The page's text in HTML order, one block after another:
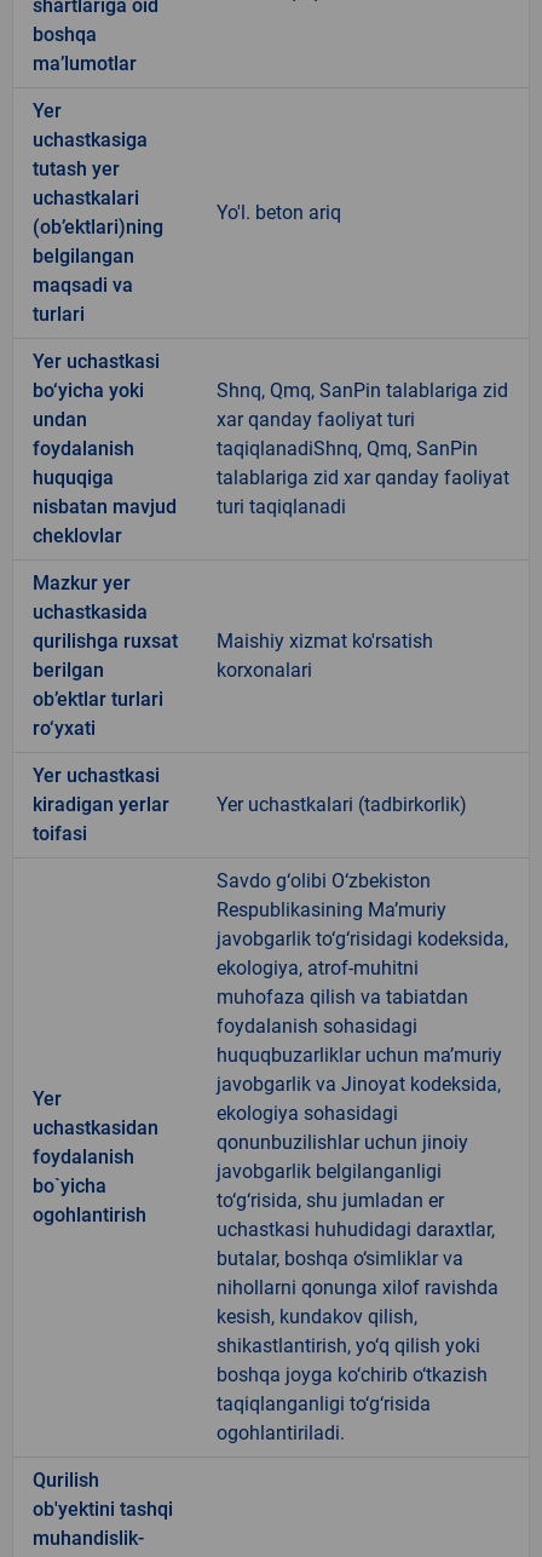
shartlariga oid
boshqa
ma’lumotlar
Yer
uchastkasiga
tutash yer
uchastkalari
(ob’ektlari)ning
belgilangan
maqsadi va
turlari
Yo'l. beton ariq
Yer uchastkasi
bo‘yicha yoki
undan
foydalanish
huquqiga
nisbatan mavjud
cheklovlar
Shnq, Qmq, SanPin talablariga zid
xar qanday faoliyat turi
taqiqlanadiShnq, Qmq, SanPin
talablariga zid xar qanday faoliyat
turi taqiqlanadi
Mazkur yer
uchastkasida
qurilishga ruxsat
berilgan
ob’ektlar turlari
ro‘yxati
Maishiy xizmat ko'rsatish
korxonalari
Yer uchastkasi
kiradigan yerlar
toifasi
Yer uchastkalari (tadbirkorlik)
Yer
uchastkasidan
foydalanish
bo`yicha
ogohlantirish
Savdo g‘olibi O‘zbekiston
Respublikasining Ma’muriy
javobgarlik to‘g‘risidagi kodeksida,
ekologiya, atrof-muhitni
muhofaza qilish va tabiatdan
foydalanish sohasidagi
huquqbuzarliklar uchun ma’muriy
javobgarlik va Jinoyat kodeksida,
ekologiya sohasidagi
qonunbuzilishlar uchun jinoiy
javobgarlik belgilanganligi
to‘g‘risida, shu jumladan er
uchastkasi huhudidagi daraxtlar,
butalar, boshqa o‘simliklar va
nihollarni qonunga xilof ravishda
kesish, kundakov qilish,
shikastlantirish, yo‘q qilish yoki
boshqa joyga ko‘chirib o‘tkazish
taqiqlanganligi to‘g‘risida
ogohlantiriladi.
Qurilish
ob'yektini tashqi
muhandislik-